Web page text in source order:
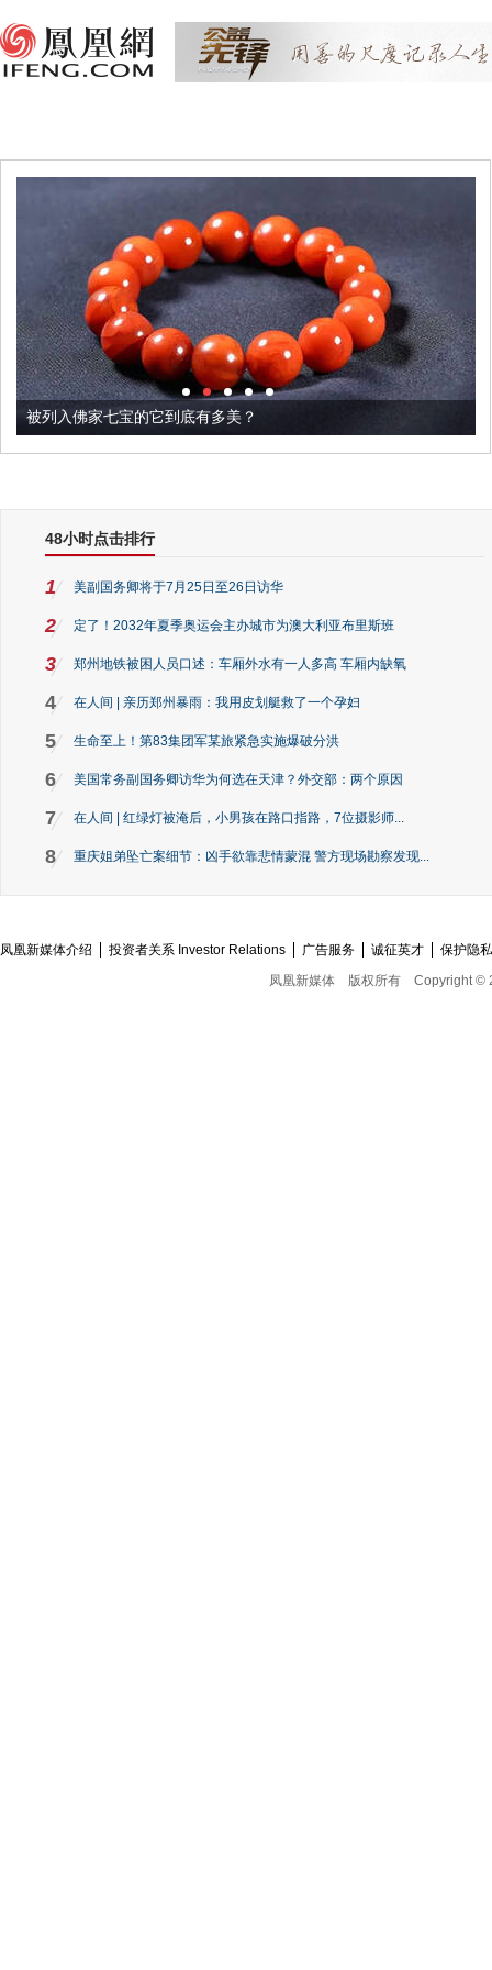
被列入佛家七宝的它到底有多美？
48小时点击排行
1 美副国务卿将于7月25日至26日访华
2 定了！2032年夏季奥运会主办城市为澳大利亚布里斯班
3 郑州地铁被困人员口述：车厢外水有一人多高 车厢内缺氧
4 在人间 | 亲历郑州暴雨：我用皮划艇救了一个孕妇
5 生命至上！第83集团军某旅紧急实施爆破分洪
6 美国常务副国务卿访华为何选在天津？外交部：两个原因
7 在人间 | 红绿灯被淹后，小男孩在路口指路，7位摄影师...
8 重庆姐弟坠亡案细节：凶手欲靠悲情蒙混 警方现场勘察发现...
凤凰新媒体介绍 投资者关系 Investor Relations 广告服务 诚征英才
保护隐
凤凰新媒体
版权所有 Copyright ©